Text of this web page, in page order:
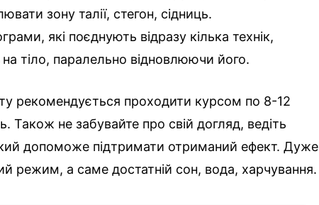
зону талії, стегон, сідниць.
які поєднують відразу кілька технік,
тіло, паралельно відновлюючи його.
рекомендується проходити курсом по 8-12
Також не забувайте про свій догляд, ведіть
допоможе підтримати отриманий ефект. Дуже
режим, а саме достатній сон, вода, харчування.